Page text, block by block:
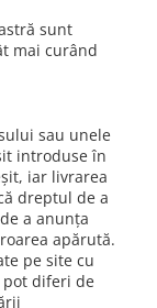
sunt
mai curând
sau unele
introduse în
iar livrarea
dreptul de a
a anunța
apărută.
pe site cu
diferi de